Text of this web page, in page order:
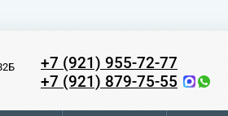
+7 (921) 955-72-77
+7 (921) 879-75-55